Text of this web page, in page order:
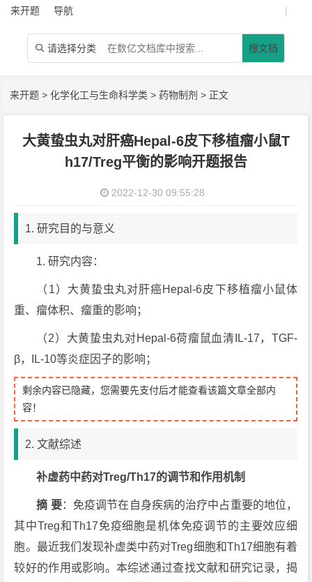
来开题 导航 |
 请选择分类 搜文档
来开题 >化学化工与生命科学类 > 药物制剂 > 正文
大黄蛰虫丸对肝癌Hepal-6皮下移植瘤小鼠T
h17/Treg平衡的影响开题报告
2022-12-30 09:55:28
1. 研究目的与意义
1. 研究内容：
（1）大黄蛰虫丸对肝癌Hepal-6皮下移植瘤小鼠体
重、瘤体积、瘤重的影响；
（2）大黄蛰虫丸对Hepal-6荷瘤鼠血清IL-17，TGF-
β，IL-10等炎症因子的影响；
剩余内容已隐藏，您需要先支付后才能查看该篇文章全部内
容！
2. 文献综述
补虚药中药对Treg/Th17的调节和作用机制
摘 要：免疫调节在自身疾病的治疗中占重要的地位，
其中Treg和Th17免疫细胞是机体免疫调节的主要效应细
胞。最近我们发现补虚类中药对Treg细胞和Th17细胞有着
较好的作用或影响。本综述通过查找文献和研究记录，揭